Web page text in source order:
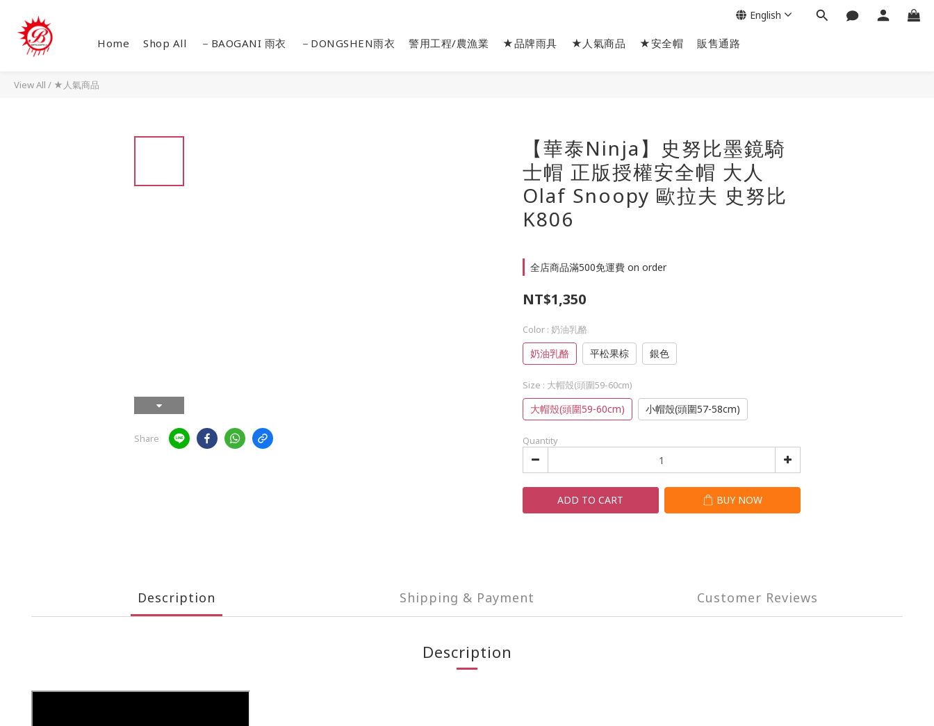
Home Shop All －BAOGANI 雨衣 －DONGSHEN雨衣 警用工程/農漁業 ★品牌雨具 ★人氣商品 ★安全帽 販售通路
English
View All / ★人氣商品
Share
【華泰Ninja】史努比墨鏡騎
士帽 正版授權安全帽 大人
Olaf Snoopy 歐拉夫 史努比
K806
全店商品滿500免運費 on order
NT$1,350
Color : 奶油乳酪
奶油乳酪 平松果棕 銀色
Size : 大帽殼(頭圍59-60cm)
大帽殼(頭圍59-60cm) 小帽殼(頭圍57-58cm)
Quantity
ADD TO CART BUY NOW
Description Shipping & Payment Customer Reviews
Description